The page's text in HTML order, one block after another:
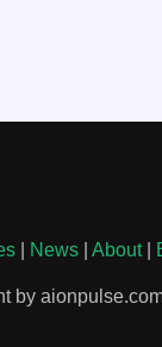
News About|
by